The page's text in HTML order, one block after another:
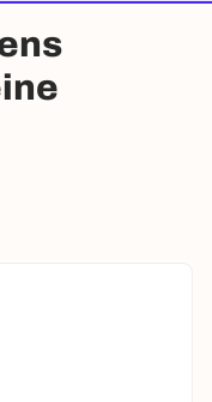
started
participate in
account.